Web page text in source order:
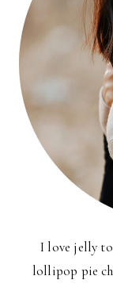
I love jelly
lollipop pie